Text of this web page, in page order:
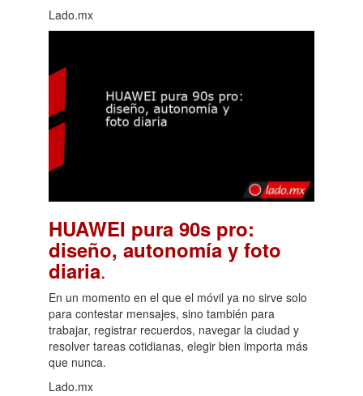
Lado.mx
HUAWEI pura 90s pro:
diseño, autonomía y foto
diaria.
En un momento en el que el móvil ya no sirve solo
para contestar mensajes, sino también para
trabajar, registrar recuerdos, navegar la ciudad y
resolver tareas cotidianas, elegir bien importa más
que nunca.
Lado.mx